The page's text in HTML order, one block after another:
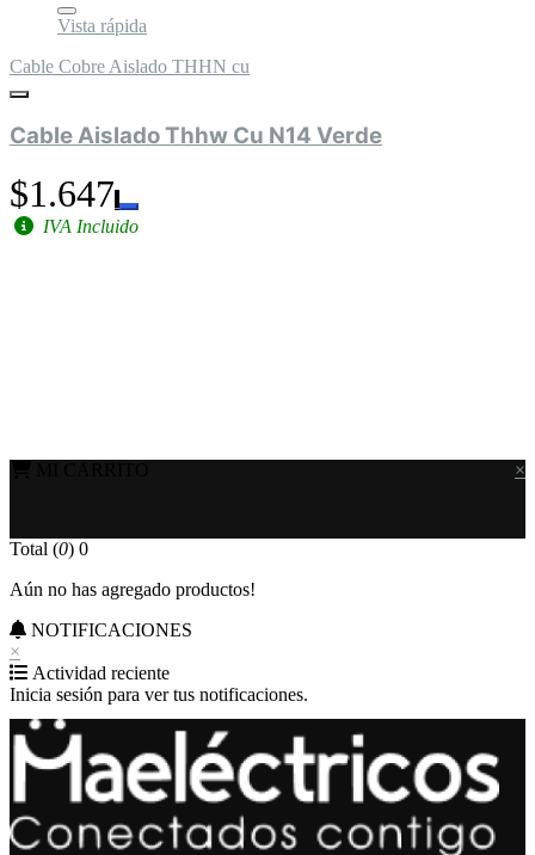
Vista rápida
Cable Cobre Aislado THHN cu
Cable Aislado Thhw Cu N14 Verde
$1.647
IVA Incluido
×
Total (0) 0
Aún no has agregado productos!
NOTIFICACIONES
×
Actividad reciente
Inicia sesión para ver tus notificaciones.